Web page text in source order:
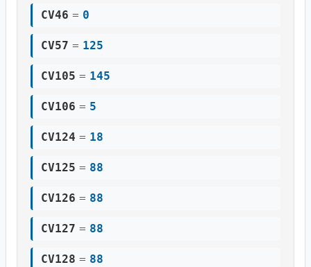
CV46 = 0
CV57 = 125
CV105 = 145
CV106 = 5
CV124 = 18
CV125 = 88
CV126 = 88
CV127 = 88
CV128 = 88